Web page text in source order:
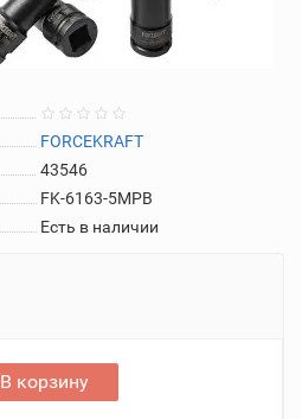
FORCEKRAFT
43546
FK-6163-5MPB
Есть в наличии
В корзину